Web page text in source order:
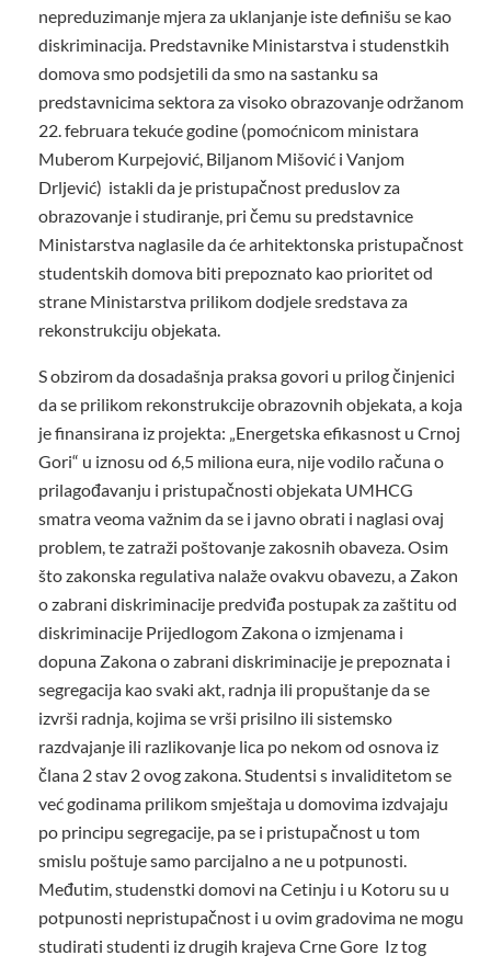
nepreduzimanje mjera za uklanjanje iste definišu se kao
diskriminacija. Predstavnike Ministarstva i studenstkih
domova smo podsjetili da smo na sastanku sa
predstavnicima sektora za visoko obrazovanje održanom
22. februara tekuće godine (pomoćnicom ministara
Muberom Kurpejović, Biljanom Mišović i Vanjom
Drljević) istakli da je pristupačnost preduslov za
obrazovanje i studiranje, pri čemu su predstavnice
Ministarstva naglasile da će arhitektonska pristupačnost
studentskih domova biti prepoznato kao prioritet od
strane Ministarstva prilikom dodjele sredstava za
rekonstrukciju objekata.
S obzirom da dosadašnja praksa govori u prilog činjenici
da se prilikom rekonstrukcije obrazovnih objekata, a koja
je finansirana iz projekta: „Energetska efikasnost u Crnoj
Gori“ u iznosu od 6,5 miliona eura, nije vodilo računa o
prilagođavanju i pristupačnosti objekata UMHCG
smatra veoma važnim da se i javno obrati i naglasi ovaj
problem, te zatraži poštovanje zakosnih obaveza. Osim
što zakonska regulativa nalaže ovakvu obavezu, a Zakon
o zabrani diskriminacije predviđa postupak za zaštitu od
diskriminacije Prijedlogom Zakona o izmjenama i
dopuna Zakona o zabrani diskriminacije je prepoznata i
segregacija kao svaki akt, radnja ili propuštanje da se
izvrši radnja, kojima se vrši prisilno ili sistemsko
razdvajanje ili razlikovanje lica po nekom od osnova iz
člana 2 stav 2 ovog zakona. Studentsi s invaliditetom se
već godinama prilikom smještaja u domovima izdvajaju
po principu segregacije, pa se i pristupačnost u tom
smislu poštuje samo parcijalno a ne u potpunosti.
Međutim, studenstki domovi na Cetinju i u Kotoru su u
potpunosti nepristupačnost i u ovim gradovima ne mogu
studirati studenti iz drugih krajeva Crne Gore Iz tog